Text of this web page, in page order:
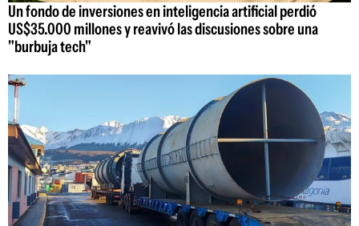
Un fondo de inversiones en inteligencia artificial perdió
US$35.000 millones y reavivó las discusiones sobre una
"burbuja tech"